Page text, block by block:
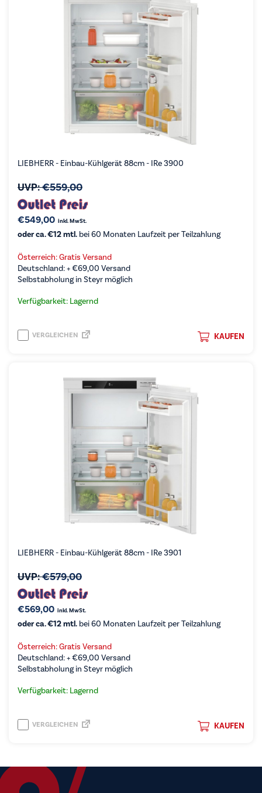
LIEBHERR - Einbau-Kühlgerät 88cm - IRe 3900
UVP:€559,00
€549,00 inkl. MwSt.
oder ca. €12 mtl. bei 60 Monaten Laufzeit per Teilzahlung
Österreich: Gratis Versand
Deutschland: +€69,00 Versand
Selbstabholung in Steyr möglich
Verfügbarkeit: Lagernd
KAUFEN
VERGLEICHEN
LIEBHERR - Einbau-Kühlgerät 88cm - IRe 3901
UVP:€579,00
€569,00 inkl. MwSt.
oder ca. €12 mtl. bei 60 Monaten Laufzeit per Teilzahlung
Österreich: Gratis Versand
Deutschland: +€69,00 Versand
Selbstabholung in Steyr möglich
Verfügbarkeit: Lagernd
KAUFEN
VERGLEICHEN